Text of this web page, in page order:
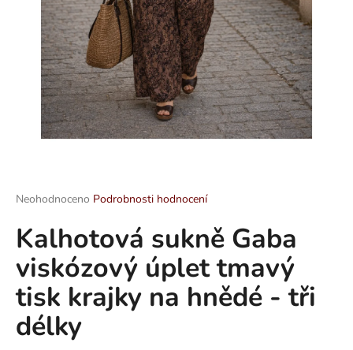
Průměrné
produktu
je
z
5
hvězdiček.
Neohodnoceno Podrobnosti hodnocení
Kalhotová sukně Gaba
viskózový úplet tmavý
tisk krajky na hnědé - tři
délky
D
o
p
o
r
u